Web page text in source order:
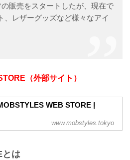
販売をスタートしたが、現在で
、レザーグッズなど様々なアイ
（外部サイト）
WEB STORE |
www.mobstyles.tokyo
とは